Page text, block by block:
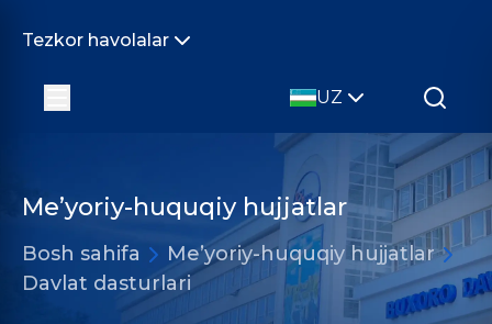
Tezkor havolalar
UZ
Me’yoriy-huquqiy hujjatlar
Bosh sahifa
Me’yoriy-huquqiy hujjatlar
Davlat dasturlari